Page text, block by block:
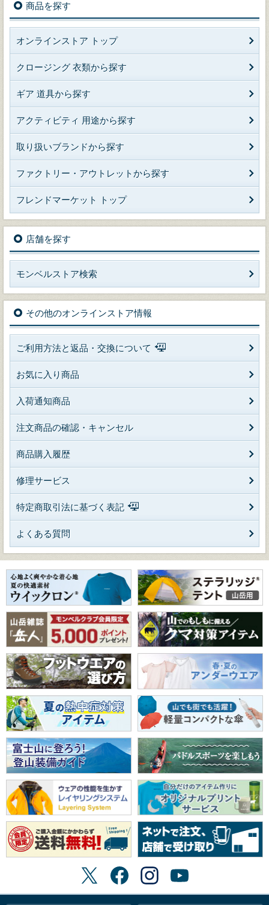
商品を探す
オンラインストア トップ
クロージング 衣類から探す
ギア 道具から探す
アクティビティ 用途から探す
取り扱いブランドから探す
ファクトリー・アウトレットから探す
フレンドマーケット トップ
店舗を探す
モンベルストア検索
その他のオンラインストア情報
ご利用方法と返品・交換について
お気に入り商品
入荷通知商品
注文商品の確認・キャンセル
商品購入履歴
修理サービス
特定商取引法に基づく表記
よくある質問